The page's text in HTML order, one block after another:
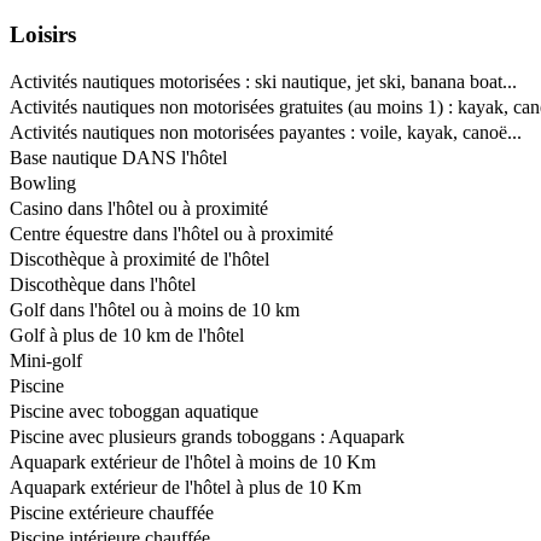
Loisirs
Activités nautiques motorisées : ski nautique, jet ski, banana boat...
Activités nautiques non motorisées gratuites (au moins 1) : kayak,
Activités nautiques non motorisées payantes : voile, kayak, canoë...
Base nautique DANS l'hôtel
Bowling
Casino dans l'hôtel ou à proximité
Centre équestre dans l'hôtel ou à proximité
Discothèque à proximité de l'hôtel
Discothèque dans l'hôtel
Golf dans l'hôtel ou à moins de 10 km
Golf à plus de 10 km de l'hôtel
Mini-golf
Piscine
Piscine avec toboggan aquatique
Piscine avec plusieurs grands toboggans : Aquapark
Aquapark extérieur de l'hôtel à moins de 10 Km
Aquapark extérieur de l'hôtel à plus de 10 Km
Piscine extérieure chauffée